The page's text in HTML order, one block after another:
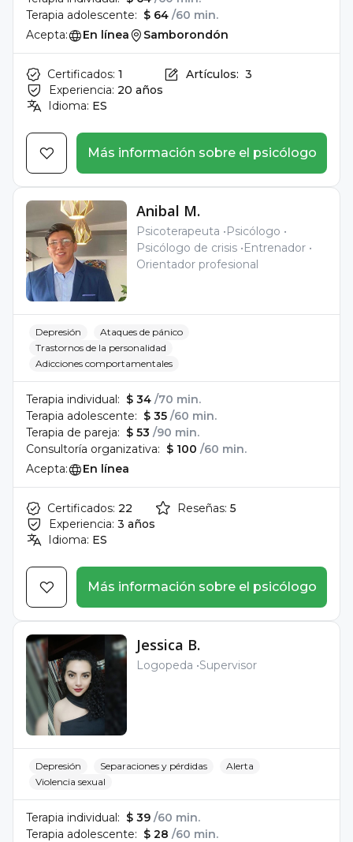
Terapia adolescente: $ 64 /60 min.
Acepta:
En línea Samborondón
Certificados: 1
Experiencia: 20 años
Idioma: ES
Artículos: 3
Más información sobre el psicólogo
Anibal M.
Psicoterapeuta
Psicólogo
Psicólogo de crisis Entrenador
Orientador profesional
Depresión
Ataques de pánico
Trastornos de la personalidad
Adicciones comportamentales
Terapia individual: $ 34 /70 min.
Terapia adolescente: $ 35 /60 min.
Terapia de pareja: $ 53 /90 min.
Consultoría organizativa: $ 100 /60 min.
Acepta:
En línea
Certificados: 22
Experiencia: 3 años
Idioma: ES
Reseñas: 5
Más información sobre el psicólogo
Jessica B.
Logopeda Supervisor
Depresión Separaciones y pérdidas
Alerta
Violencia sexual
Terapia individual: $ 39 /60 min.
Terapia adolescente: $ 28 /60 min.